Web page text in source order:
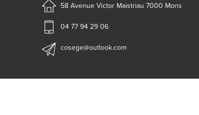
58 Avenue Victor Maistriau7000 Mons
04 77 94 29 06
cosege@outlook.com